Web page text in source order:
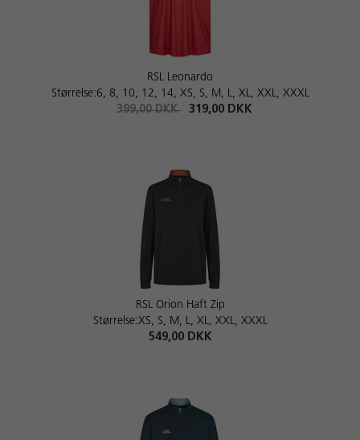
RSL Leonardo
Størrelse:6, 8, 10, 12, 14, XS, S, M, L, XL, XXL, XXXL
399,00 DKK
319,00 DKK
RSL Orion Haft Zip
Størrelse:XS, S, M, L, XL, XXL, XXXL
549,00 DKK